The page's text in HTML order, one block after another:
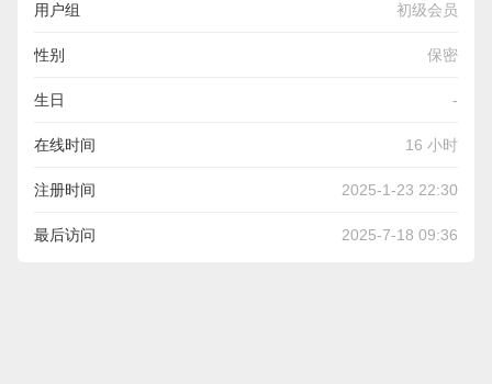
用户组 初级会员
性别 保密
生日 -
在线时间 16 小时
注册时间 2025-1-23 22:30
最后访问 2025-7-18 09:36